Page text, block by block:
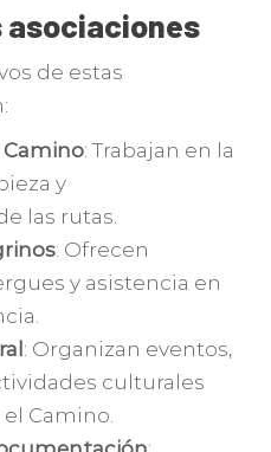
asociaciones
de estas
Camino: Trabajan en la
y
las rutas.
: Ofrecen
y asistencia en
: Organizan eventos,
culturales
Camino.